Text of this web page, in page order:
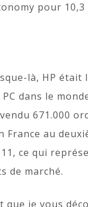
pour
là, HP était
dans le
671.000
France au
ce qui
de marché.
que je vous